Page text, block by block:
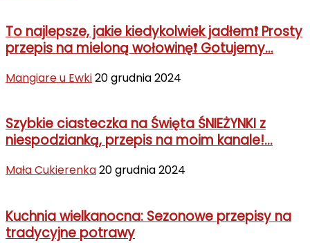
To najlepsze, jakie kiedykolwiek jadłem❗ Prosty
przepis na mieloną wołowinę❗ Gotujemy...
Mangiare u Ewki20 grudnia 2024
Szybkie ciasteczka na Święta ŚNIEŻYNKI z
niespodzianką, przepis na moim kanale!...
Mała Cukierenka20 grudnia 2024
Kuchnia wielkanocna: Sezonowe przepisy na
tradycyjne potrawy